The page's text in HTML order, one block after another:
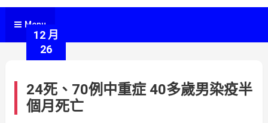
Menu
12 月
26
24死、70例中重症 40多歲男染疫半
個月死亡